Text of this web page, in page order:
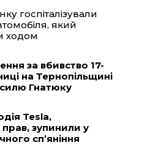
A
p
госпіталізували
який
ходом
за вбивство 17-
на Тернопільщині
Гнатюку
Tesla,
зупинили у
сп’яніння